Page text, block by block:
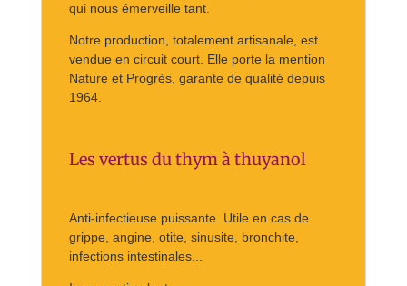
qui nous émerveille tant.
Notre production, totalement artisanale, est
vendue en circuit court. Elle porte la mention
Nature et Progrès, garante de qualité depuis
1964.
Les vertus du thym à thuyanol
Anti-infectieuse puissante. Utile en cas de
grippe, angine, otite, sinusite, bronchite,
infections intestinales...